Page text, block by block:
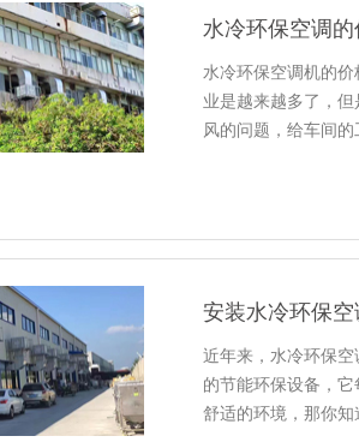
水冷环保空调
水冷环保空调机的
业是越来越多了，
风的问题，给车间
安装水冷环保
近年来，水冷环保
的节能环保设备，
舒适的环境，那你